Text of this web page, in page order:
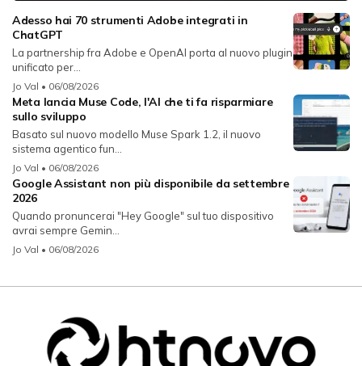
Adesso hai 70 strumenti Adobe integrati in
ChatGPT
La partnership fra Adobe e OpenAI porta al nuovo plugin
unificato per...
Jo Val • 06/08/2026
Meta lancia Muse Code, l'AI che ti fa risparmiare
sullo sviluppo
Basato sul nuovo modello Muse Spark 1.2, il nuovo
sistema agentico fun...
Jo Val • 06/08/2026
Google Assistant non più disponibile da settembre
2026
Quando pronuncerai "Hey Google" sul tuo dispositivo
avrai sempre Gemin...
Jo Val • 06/08/2026